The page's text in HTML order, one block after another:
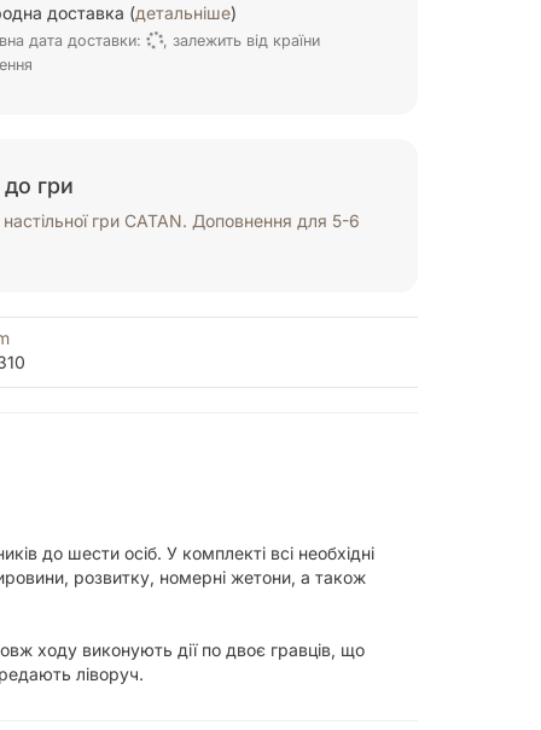
доставка (детальніше)
дата доставки:
, залежить від країни
до гри
гри CATAN. Доповнення для 5-6
до шести осіб. У комплекті всі необхідні
розвитку, номерні жетони, а також
ходу виконують дії по двоє гравців, що
ліворуч.